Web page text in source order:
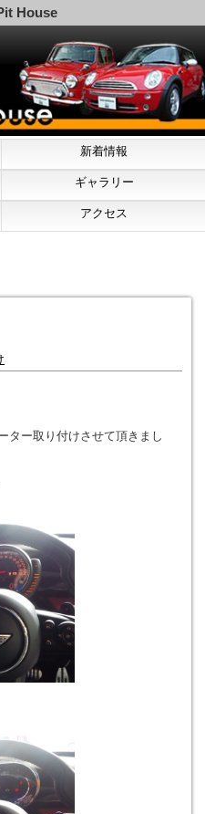
House
新着情報
ギャラリー
アクセス
ター取り付けさせて頂きまし